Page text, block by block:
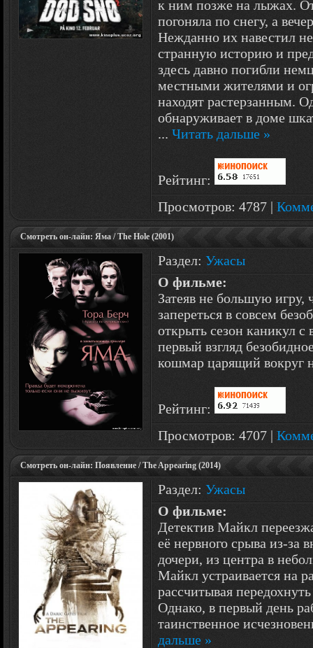
к ним позже на лыжах.
погоняла по снегу, а
Нежданно их навестил
странную историю и
здесь давно погибли
местными жителями и
находят растерзанным.
обнаруживает в доме
... Читать дальше »
Рейтинг:
Просмотров: 4787 |
Смотреть он-лайн: Яма / The Hole (2001)
Раздел: Ужасы
О фильме:
Затеяв не большую игру,
запереться в совсем
открыть сезон каникул
первый взгляд
кошмар царящий вокруг
Рейтинг:
Просмотров: 4707 |
Смотреть он-лайн: Появление / The Appearing (2014)
Раздел: Ужасы
О фильме:
Детектив Майкл
её нервного срыва из-за
дочери, из центра в
Майкл устраивается на
рассчитывая
Однако, в первый день
таинственное
дальше »